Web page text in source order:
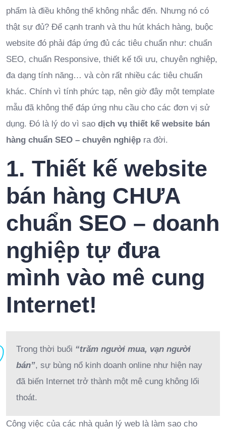
phẩm là điều không thể không nhắc đến. Nhưng nó có
thật sự đủ? Để cạnh tranh và thu hút khách hàng, buộc
website đó phải đáp ứng đủ các tiêu chuẩn như: chuẩn
SEO, chuẩn Responsive, thiết kế tối ưu, chuyên nghiệp,
đa dạng tính năng… và còn rất nhiều các tiêu chuẩn
khác. Chính vì tính phức tạp, nên giờ đây một template
mẫu đã không thể đáp ứng nhu cầu cho các đơn vị sử
dụng. Đó là lý do vì sao dịch vụ thiết kế website bán
hàng chuẩn SEO – chuyên nghiệp ra đời.
1. Thiết kế website
bán hàng CHƯA
chuẩn SEO – doanh
nghiệp tự đưa
mình vào mê cung
Internet!
Trong thời buổi “trăm người mua, vạn người
bán”, sự bùng nổ kinh doanh online như hiện nay
đã biến Internet trở thành một mê cung không lối
thoát.
Công việc của các nhà quản lý web là làm sao cho